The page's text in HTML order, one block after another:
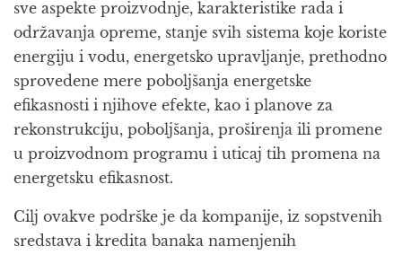
sve aspekte proizvodnje, karakteristike rada i
održavanja opreme, stanje svih sistema koje koriste
energiju i vodu, energetsko upravljanje, prethodno
sprovedene mere poboljšanja energetske
efikasnosti i njihove efekte, kao i planove za
rekonstrukciju, poboljšanja, proširenja ili promene
u proizvodnom programu i uticaj tih promena na
energetsku efikasnost.
Cilj ovakve podrške je da kompanije, iz sopstvenih
sredstava i kredita banaka namenjenih